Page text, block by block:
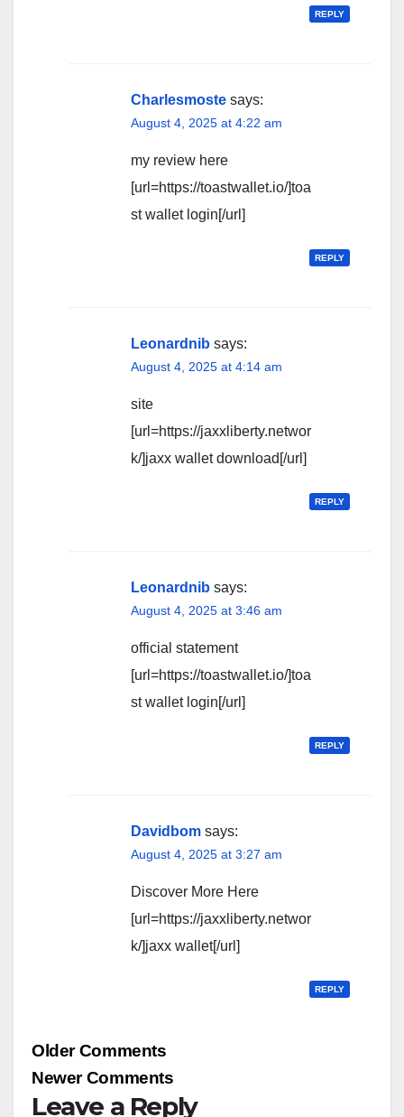
REPLY
Charlesmoste says:
August 4, 2025 at 4:22 am
my review here
[url=https://toastwallet.io/]toa
st wallet login[/url]
REPLY
Leonardnib says:
August 4, 2025 at 4:14 am
site
[url=https://jaxxliberty.networ
k/]jaxx wallet download[/url]
REPLY
Leonardnib says:
August 4, 2025 at 3:46 am
official statement
[url=https://toastwallet.io/]toa
st wallet login[/url]
REPLY
Davidbom says:
August 4, 2025 at 3:27 am
Discover More Here
[url=https://jaxxliberty.networ
k/]jaxx wallet[/url]
REPLY
Comment
Older Comments
Newer Comments
Leave a Reply